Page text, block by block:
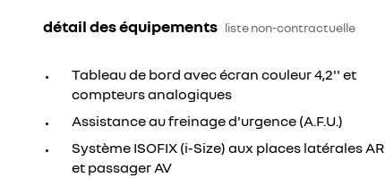
détail des équipements liste non-contractuelle
Tableau de bord avec écran couleur 4,2'' et
compteurs analogiques
Assistance au freinage d'urgence (A.F.U.)
Système ISOFIX (i-Size) aux places latérales AR
et passager AV